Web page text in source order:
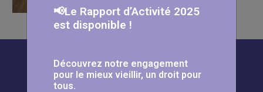
À lire aussi
📢Le Rapport d’Activité 2025
est disponible !
Découvrez notre engagement
pour le mieux vieillir, un droit pour
tous.